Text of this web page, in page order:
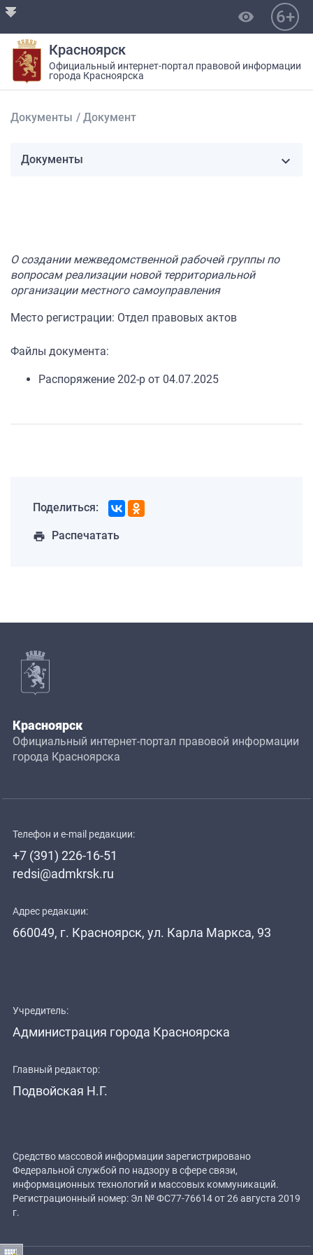
visibility 6+
Красноярск
Официальный интернет-портал правовой информации
города Красноярска
Документы / Документ
О создании межведомственной рабочей группы по
вопросам реализации новой территориальной
организации местного самоуправления
Место регистрации: Отдел правовых актов
Файлы документа:
Распоряжение 202-р от 04.07.2025
Документы
Поделиться:
print Распечатать
Красноярск
Официальный интернет-портал правовой информации
города Красноярска
Телефон и e-mail редакции:
+7 (391) 226-16-51
redsi@admkrsk.ru
Адрес редакции:
660049, г. Красноярск, ул. Карла Маркса, 93
Учредитель:
Администрация города Красноярска
Главный редактор:
Подвойская Н.Г.
Средство массовой информации зарегистрировано
Федеральной службой по надзору в сфере связи,
информационных технологий и массовых коммуникаций.
Регистрационный номер: Эл № ФС77-76614 от 26 августа 2019
г.